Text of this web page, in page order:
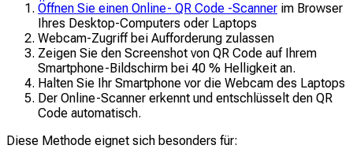
Öffnen Sie einen Online- QR Code -Scanner im Browser
Ihres Desktop-Computers oder Laptops
Webcam-Zugriff bei Aufforderung zulassen
Zeigen Sie den Screenshot von QR Code auf Ihrem
Smartphone-Bildschirm bei 40 % Helligkeit an.
Halten Sie Ihr Smartphone vor die Webcam des Laptops
Der Online-Scanner erkennt und entschlüsselt den QR
Code automatisch.
Diese Methode eignet sich besonders für: